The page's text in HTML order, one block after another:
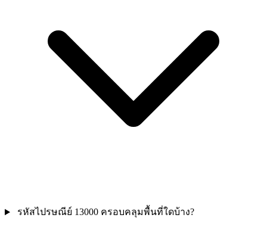
รหัสไปรษณีย์ 13000 ครอบคลุมพื้นที่ใดบ้าง?